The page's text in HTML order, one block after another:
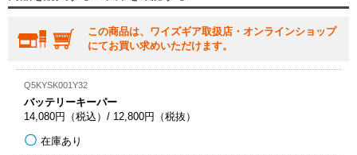
この商品は、ワイズギア取扱店・オンラインショップ
にてお買い求めいただけます。
Q5KYSK001Y32
バッテリーキーパー
14,080円（税込）/ 12,800円（税抜）
在庫あり